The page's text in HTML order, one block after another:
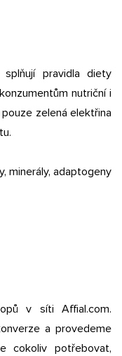
pravidla diety
nutriční i
zelená elektřina
minerály, adaptogeny
v síti Affial.com.
a provedeme
cokoliv potřebovat,